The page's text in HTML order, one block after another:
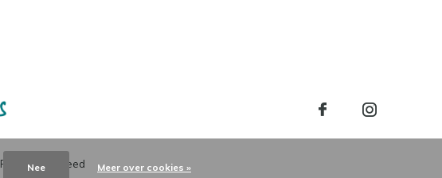
Plus+ -RSS-feed
Nee Meer over cookies »